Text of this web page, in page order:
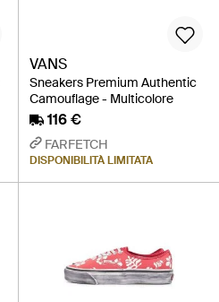
VANS
Sneakers Premium Authentic
Camouflage - Multicolore
116 €
FARFETCH
DISPONIBILITÀ LIMITATA